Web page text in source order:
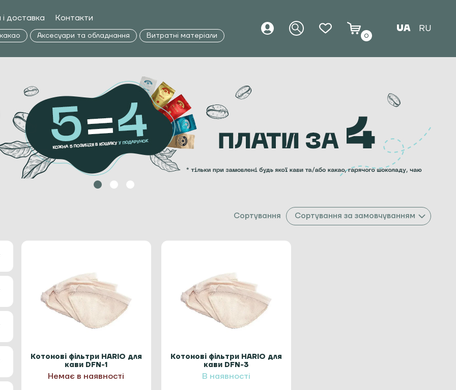
доставка Контакти
Аксесуари та обладнання Витратні матеріали 0
UA RU
Сортування Сортування за замовчуванням
Котонові фільтри HARIO для
кави DFN-1
Немає в наявності
Котонові фільтри HARIO для
кави DFN-3
В наявності